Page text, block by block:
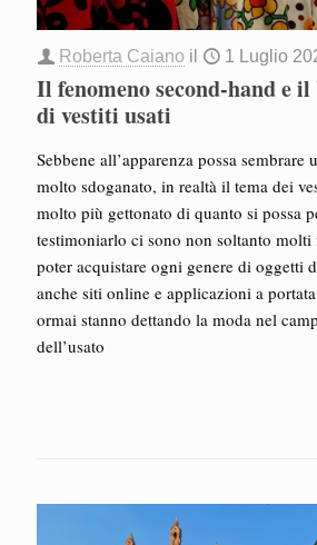
Roberta Caiano il 1 Luglio
Il fenomeno second-hand e
di vestiti usati
Sebbene all’apparenza possa sembrare
molto sdoganato, in realtà il tema dei
molto più gettonato di quanto si possa
testimoniarlo ci sono non soltanto
poter acquistare ogni genere di oggetti
anche siti online e applicazioni a
ormai stanno dettando la moda nel
dell’usato